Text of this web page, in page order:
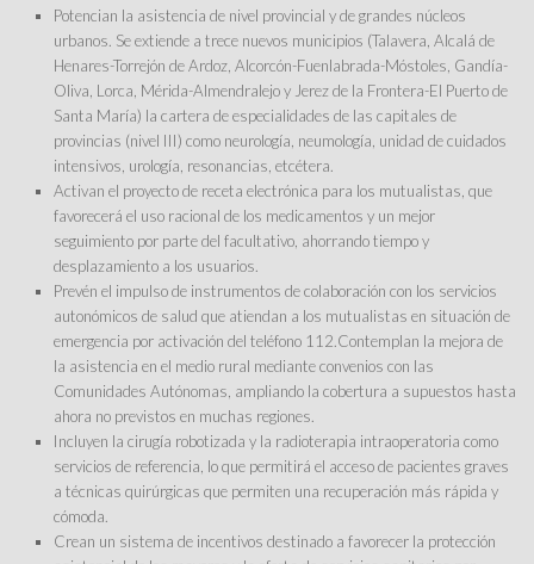
Potencian la asistencia de nivel provincial y de grandes núcleos
urbanos. Se extiende a trece nuevos municipios (Talavera, Alcalá de
Henares-Torrejón de Ardoz, Alcorcón-Fuenlabrada-Móstoles, Gandía-
Oliva, Lorca, Mérida-Almendralejo y Jerez de la Frontera-El Puerto de
Santa María) la cartera de especialidades de las capitales de
provincias (nivel III) como neurología, neumología, unidad de cuidados
intensivos, urología, resonancias, etcétera.
Activan el proyecto de receta electrónica para los mutualistas, que
favorecerá el uso racional de los medicamentos y un mejor
seguimiento por parte del facultativo, ahorrando tiempo y
desplazamiento a los usuarios.
Prevén el impulso de instrumentos de colaboración con los servicios
autonómicos de salud que atiendan a los mutualistas en situación de
emergencia por activación del teléfono 112.Contemplan la mejora de
la asistencia en el medio rural mediante convenios con las
Comunidades Autónomas, ampliando la cobertura a supuestos hasta
ahora no previstos en muchas regiones.
Incluyen la cirugía robotizada y la radioterapia intraoperatoria como
servicios de referencia, lo que permitirá el acceso de pacientes graves
a técnicas quirúrgicas que permiten una recuperación más rápida y
cómoda.
Crean un sistema de incentivos destinado a favorecer la protección